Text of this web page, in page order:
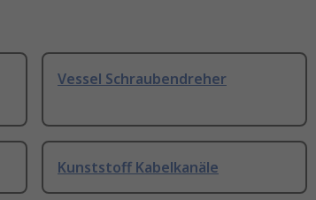
Vessel Schraubendreher
Kunststoff Kabelkanäle